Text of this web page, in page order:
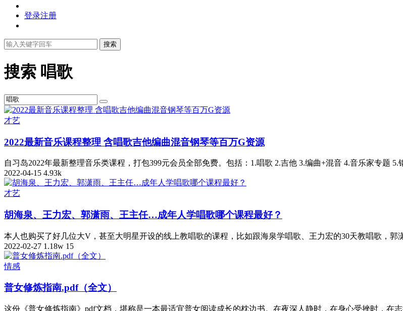
登录注册
搜索
搜索 唱歌
才艺
2022最新音乐课程整理 含唱歌吉他编曲混音钢琴等百万G资源
自习岛2022年最新整理音乐类课程，打包399元会员全部免费。包括：1.唱歌 2.吉他 3.编曲+混音 4.音乐家专题
2022-04-15 4.93k
才艺
胡海泉、王力宏、郭潇雨、王主任…成年人学唱歌哪个课程最好？
本人也购买了好几位大V，甚至大明星开设的线上教唱歌的课程，比如跟海泉学唱歌、王力宏的30天教唱歌，
2022-02-27 1.18w 15
情感
普女修炼指南.pdf（全文）
这份《普女修炼指南》pdf文档，堪称是一本最适宜普女阅读成长的枕边书。在夜深人静时，在身心受挫时，在